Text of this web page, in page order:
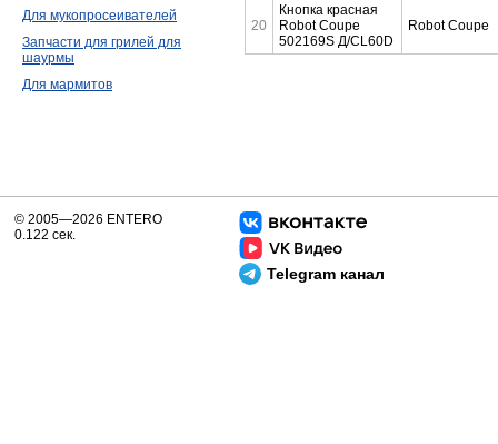
20
Кнопка красная
Robot Coupe
502169S Д/CL60D
Robot Coupe
Для мукопросеивателей
Запчасти для грилей для
шаурмы
Для мармитов
Telegram канал
© 2005—2026 ENTERO
0.122 сек.